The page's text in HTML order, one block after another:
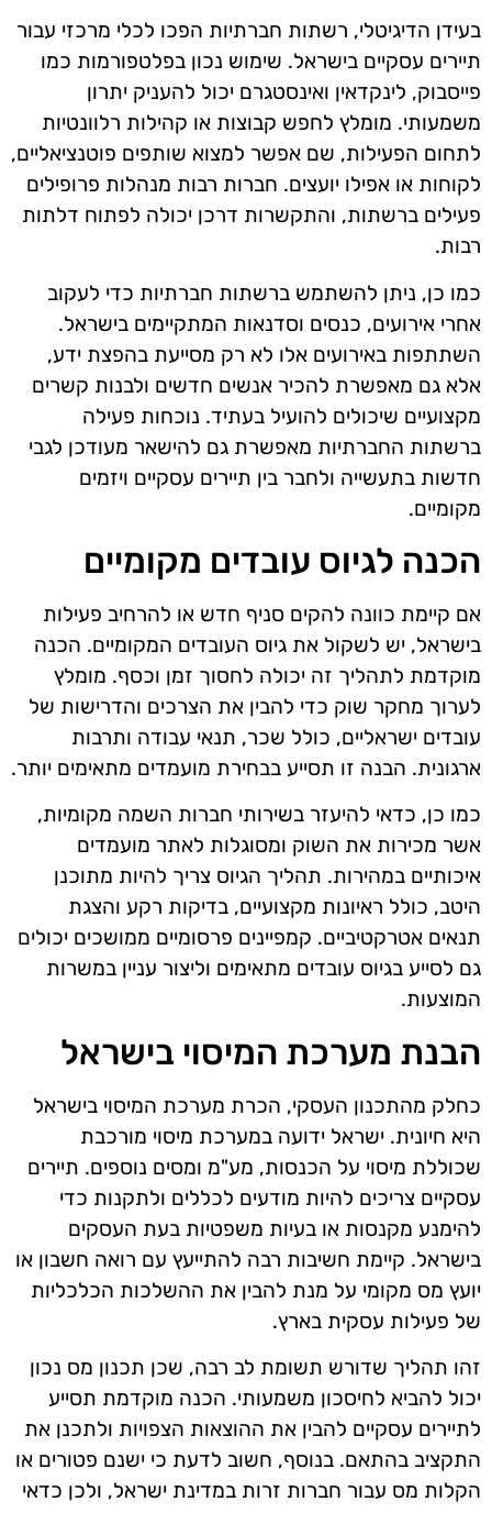
בעידן הדיגיטלי, רשתות חברתיות הפכו לכלי מרכזי עבור
תיירים עסקיים בישראל. שימוש נכון בפלטפורמות כמו
פייסבוק, לינקדאין ואינסטגרם יכול להעניק יתרון
משמעותי. מומלץ לחפש קבוצות או קהילות רלוונטיות
לתחום הפעילות, שם אפשר למצוא שותפים פוטנציאליים,
לקוחות או אפילו יועצים. חברות רבות מנהלות פרופילים
פעילים ברשתות, והתקשרות דרכן יכולה לפתוח דלתות
רבות.
כמו כן, ניתן להשתמש ברשתות חברתיות כדי לעקוב
אחרי אירועים, כנסים וסדנאות המתקיימים בישראל.
השתתפות באירועים אלו לא רק מסייעת בהפצת ידע,
אלא גם מאפשרת להכיר אנשים חדשים ולבנות קשרים
מקצועיים שיכולים להועיל בעתיד. נוכחות פעילה
ברשתות החברתיות מאפשרת גם להישאר מעודכן לגבי
חדשות בתעשייה ולחבר בין תיירים עסקיים ויזמים
מקומיים.
הכנה לגיוס עובדים מקומיים
אם קיימת כוונה להקים סניף חדש או להרחיב פעילות
בישראל, יש לשקול את גיוס העובדים המקומיים. הכנה
מוקדמת לתהליך זה יכולה לחסוך זמן וכסף. מומלץ
לערוך מחקר שוק כדי להבין את הצרכים והדרישות של
עובדים ישראליים, כולל שכר, תנאי עבודה ותרבות
ארגונית. הבנה זו תסייע בבחירת מועמדים מתאימים יותר.
כמו כן, כדאי להיעזר בשירותי חברות השמה מקומיות,
אשר מכירות את השוק ומסוגלות לאתר מועמדים
איכותיים במהירות. תהליך הגיוס צריך להיות מתוכנן
היטב, כולל ראיונות מקצועיים, בדיקות רקע והצגת
תנאים אטרקטיביים. קמפיינים פרסומיים ממושכים יכולים
גם לסייע בגיוס עובדים מתאימים וליצור עניין במשרות
המוצעות.
הבנת מערכת המיסוי בישראל
כחלק מהתכנון העסקי, הכרת מערכת המיסוי בישראל
היא חיונית. ישראל ידועה במערכת מיסוי מורכבת
שכוללת מיסוי על הכנסות, מע"מ ומסים נוספים. תיירים
עסקיים צריכים להיות מודעים לכללים ולתקנות כדי
להימנע מקנסות או בעיות משפטיות בעת העסקים
בישראל. קיימת חשיבות רבה להתייעץ עם רואה חשבון או
יועץ מס מקומי על מנת להבין את ההשלכות הכלכליות
של פעילות עסקית בארץ.
זהו תהליך שדורש תשומת לב רבה, שכן תכנון מס נכון
יכול להביא לחיסכון משמעותי. הכנה מוקדמת תסייע
לתיירים עסקיים להבין את ההוצאות הצפויות ולתכנן את
התקציב בהתאם. בנוסף, חשוב לדעת כי ישנם פטורים או
הקלות מס עבור חברות זרות במדינת ישראל, ולכן כדאי